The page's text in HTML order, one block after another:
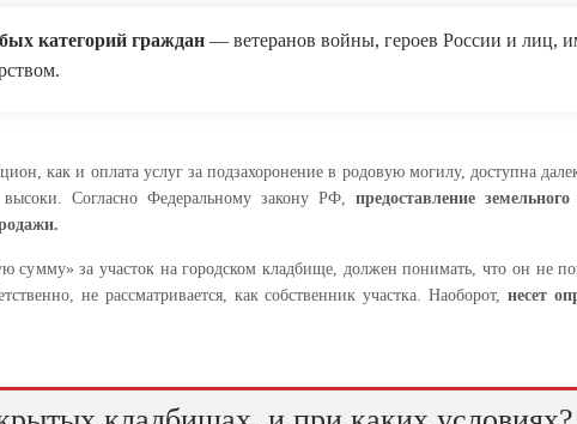
категорий граждан — ветеранов войны, героев России и лиц,
как и оплата услуг за подзахоронение в родовую могилу, доступна
Согласно Федеральному закону РФ, предоставление
сумму» за участок на городском кладбище, должен понимать, что он не
не рассматривается, как собственник участка. Наоборот,несет